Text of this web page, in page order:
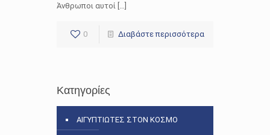
Άνθρωποι αυτοί […]
0 Διαβάστε περισσότερα
Κατηγορίες
ΑΙΓΥΠΤΙΩΤΕΣ ΣΤΟΝ ΚΟΣΜΟ